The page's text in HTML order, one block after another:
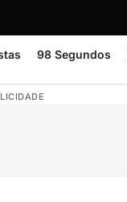
98 Segundos